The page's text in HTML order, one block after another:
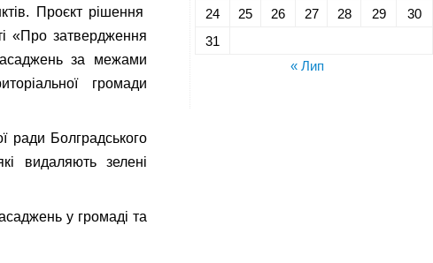
Проєкт рішення
«Про затвердження
за межами
громади
ради Болградського
видаляють зелені
у громаді та
24
25 26 27 28 29
30
31
« Лип